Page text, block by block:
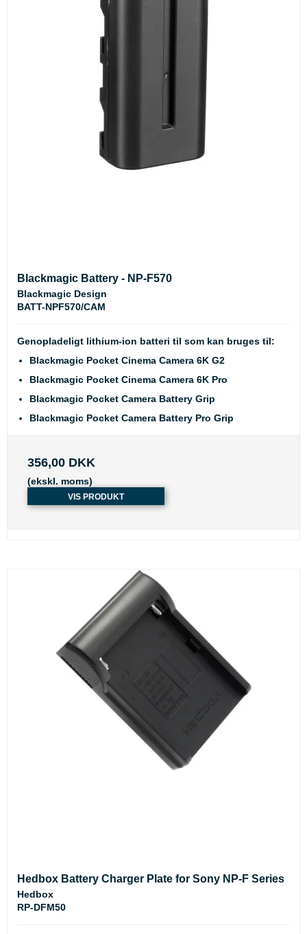
Blackmagic Battery - NP-F570
Blackmagic Design
BATT-NPF570/CAM
Genopladeligt lithium-ion batteri til som kan bruges til:
Blackmagic Pocket Cinema Camera 6K G2
Blackmagic Pocket Cinema Camera 6K Pro
Blackmagic Pocket Camera Battery Grip
Blackmagic Pocket Camera Battery Pro Grip
356,00 DKK
(ekskl. moms)
VIS PRODUKT
Hedbox Battery Charger Plate for Sony NP-F Series
Hedbox
RP-DFM50